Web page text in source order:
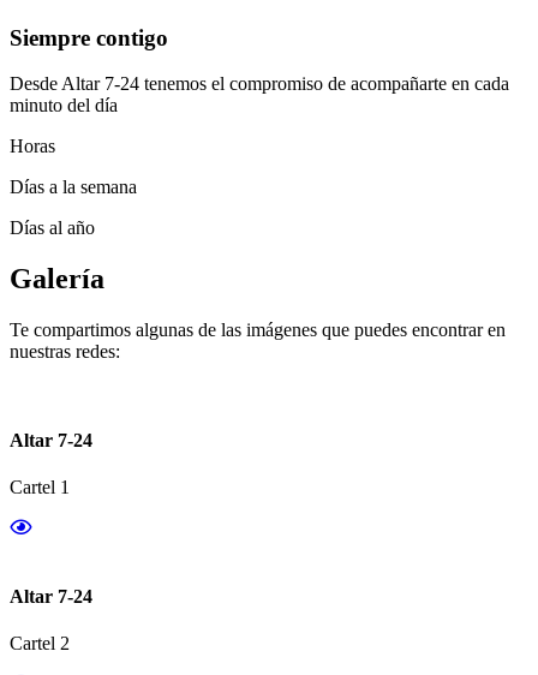
Siempre contigo
Desde Altar 7-24 tenemos el compromiso de acompañarte en cada
minuto del día
Horas
Días a la semana
Días al año
Galería
Te compartimos algunas de las imágenes que puedes encontrar en
nuestras redes:
Altar 7-24
Cartel 1
Altar 7-24
Cartel 2